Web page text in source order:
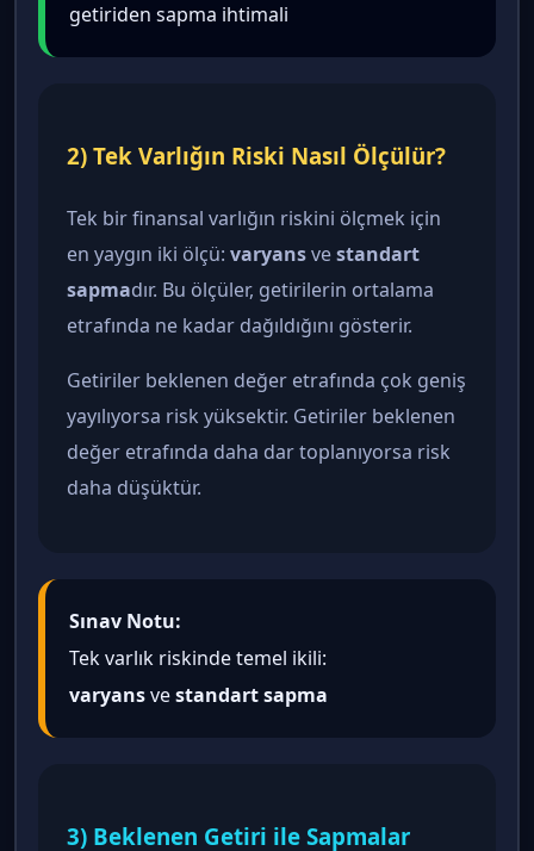
getiriden sapma ihtimali
2) Tek Varlığın Riski Nasıl Ölçülür?
Tek bir finansal varlığın riskini ölçmek için
en yaygın iki ölçü: varyansvestandart
sapmadır. Bu ölçüler, getirilerin ortalama
etrafında ne kadar dağıldığını gösterir.
Getiriler beklenen değer etrafında çok geniş
yayılıyorsa risk yüksektir. Getiriler beklenen
değer etrafında daha dar toplanıyorsa risk
daha düşüktür.
Sınav Notu:
Tek varlık riskinde temel ikili:
varyansvestandart sapma
3) Beklenen Getiri ile Sapmalar